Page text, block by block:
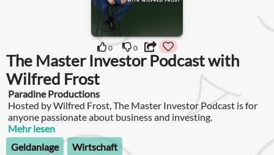
0 0
The Master Investor Podcast with
Wilfred Frost
Paradine Productions
Hosted by Wilfred Frost, The Master Investor Podcast is for
anyone passionate about business and investing.
Mehr lesen
Geldanlage
Wirtschaft